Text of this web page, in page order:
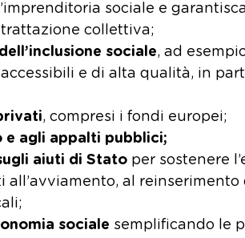
sociale e
collettiva;
sociale, ad
e di alta qualità, in
, compresi i fondi europei;
e agli appalti pubblici;
aiuti di Stato per sostenere
al
sociale semplificando le